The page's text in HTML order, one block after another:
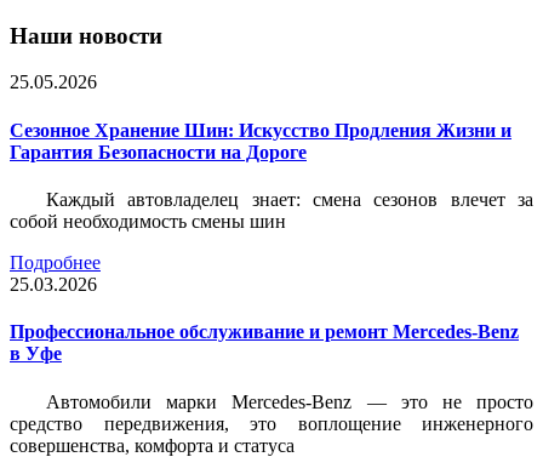
Наши новости
25.05.2026
Сезонное Хранение Шин: Искусство Продления Жизни и
Гарантия Безопасности на Дороге
Каждый автовладелец знает: смена сезонов влечет за
собой необходимость смены шин
Подробнее
25.03.2026
Профессиональное обслуживание и ремонт Mercedes-Benz
в Уфе
Автомобили марки Mercedes-Benz — это не просто
средство передвижения, это воплощение инженерного
совершенства, комфорта и статуса